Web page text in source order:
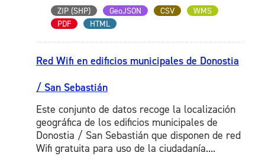
ZIP (SHP) GeoJSON CSV
WMS
PDF
HTML
Red Wifi en edificios municipales de Donostia
/ San Sebastián
Este conjunto de datos recoge la localización
geográfica de los edificios municipales de
Donostia / San Sebastián que disponen de red
Wifi gratuita para uso de la ciudadanía....